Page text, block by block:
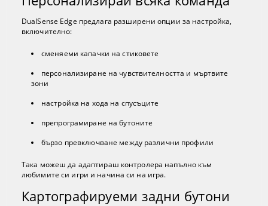
DualSense Edge предлага разширени опции за настройка,
включително:
сменяеми капачки на стиковете
персонализиране на чувствителността и мъртвите
зони
настройка на хода на спусъците
препрограмиране на бутоните
бързо превключване между различни профили
Така можеш да адаптираш контролера напълно към
любимите си игри и начина си на игра.
Картографируеми задни бутони